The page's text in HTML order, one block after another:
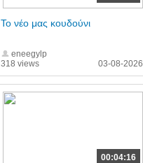
318 views
Το νέο μας κουδούνι
eneegylp
03-08-2026
00:04:16